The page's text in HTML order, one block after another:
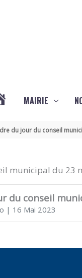
MAIRIE
du jour du conseil
municipal du 23
du conseil
| 16 Mai 2023